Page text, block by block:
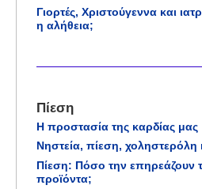
Γιορτές, Χριστούγεννα και
η αλήθεια;
Πίεση
Η προστασία της καρδίας μας
Νηστεία, πίεση, χοληστερόλη
Πίεση: Πόσο την επηρεάζουν
προϊόντα;